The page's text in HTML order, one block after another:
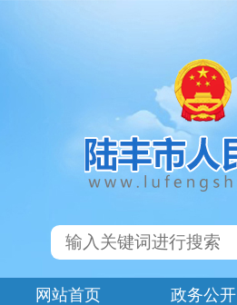
网站首页 政务公开